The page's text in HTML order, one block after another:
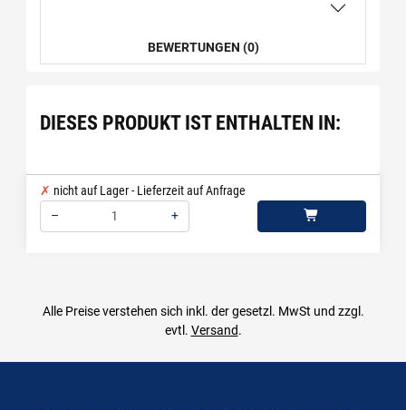
BEWERTUNGEN (0)
DIESES PRODUKT IST ENTHALTEN IN:
nicht auf Lager - Lieferzeit auf Anfrage
–
+
Alle Preise verstehen sich inkl. der gesetzl. MwSt und zzgl.
evtl. Versand.